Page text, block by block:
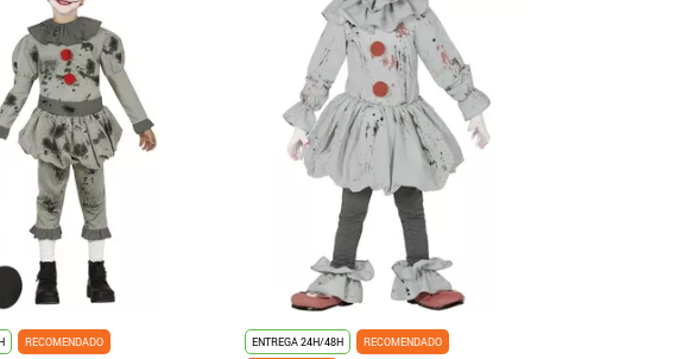
RECOMENDADO ENTREGA 24H/48H RECOMENDADO